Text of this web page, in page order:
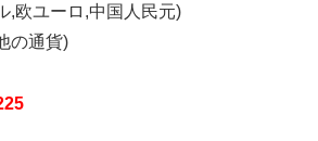
,欧ユーロ,中国人民元)
の通貨)